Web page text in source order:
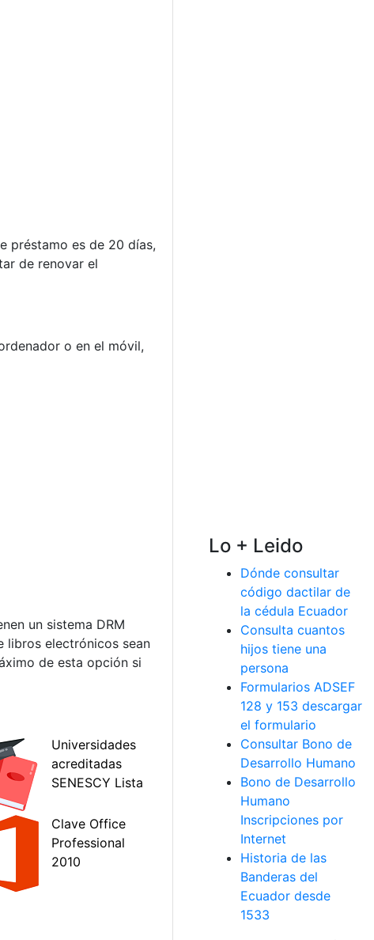
préstamo es de 20 días,
de renovar el
o en el móvil,
un sistema DRM
libros electrónicos sean
de esta opción si
Lo + Leido
Dónde consultar
código dactilar de
la cédula Ecuador
Consulta cuantos
hijos tiene una
persona
Formularios ADSEF
128 y 153 descargar
el formulario
Consultar Bono de
Desarrollo Humano
Bono de Desarrollo
Humano
Inscripciones por
Internet
Historia de las
Banderas del
Ecuador desde
1533